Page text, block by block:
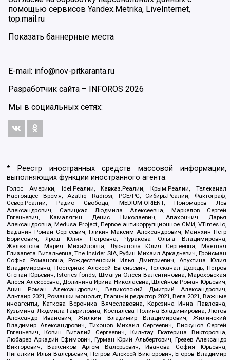
помощью сервисов Yandex.Metrika, LiveInternet,
top.mail.ru
Показать баннерные места
E-mail: info@nov-pitkaranta.ru
Разработчик сайта –
INFOROS 2026
Мы в социальных сетях:
* Реестр иностранных средств массовой информации,
выполняющих функции иностранного агента:
Голос Америки, Idel.Реалии, Кавказ.Реалии, Крым.Реалии, Телеканал
Настоящее Время, Azatliq Radiosi, PCE/PC, Сибирь.Реалии, Фактограф,
Север.Реалии, Радио Свобода, MEDIUM-ORIENT, Пономарев Лев
Александрович, Савицкая Людмила Алексеевна, Маркелов Сергей
Евгеньевич, Камалягин Денис Николаевич, Апахончич Дарья
Александровна, Medusa Project, Первое антикоррупционное СМИ, VTimes.io,
Баданин Роман Сергеевич, Гликин Максим Александрович, Маняхин Петр
Борисович, Ярош Юлия Петровна, Чуракова Ольга Владимировна,
Железнова Мария Михайловна, Лукьянова Юлия Сергеевна, Маетная
Елизавета Витальевна, The Insider SIA, Рубин Михаил Аркадьевич, Гройсман
Софья Романовна, Рождественский Илья Дмитриевич, Апухтина Юлия
Владимировна, Постернак Алексей Евгеньевич, Телеканал Дождь, Петров
Степан Юрьевич, Istories fonds, Шмагун Олеся Валентиновна, Мароховская
Алеся Алексеевна, Долинина Ирина Николаевна, Шлейнов Роман Юрьевич,
Анин Роман Александрович, Великовский Дмитрий Александрович,
Альтаир 2021, Ромашки монолит, Главный редактор 2021, Вега 2021, Важные
иноагенты, Каткова Вероника Вячеславовна, Карезина Инна Павловна,
Кузьмина Людмила Гавриловна, Костылева Полина Владимировна, Лютов
Александр Иванович, Жилкин Владимир Владимирович, Жилинский
Владимир Александрович, Тихонов Михаил Сергеевич, Пискунов Сергей
Евгеньевич, Ковин Виталий Сергеевич, Кильтау Екатерина Викторовна,
Любарев Аркадий Ефимович, Гурман Юрий Альбертович, Грезев Александр
Викторович, Важенков Артем Валерьевич, Иванова София Юрьевна,
Пигалкин Илья Валерьевич, Петров Алексей Викторович, Егоров Владимир